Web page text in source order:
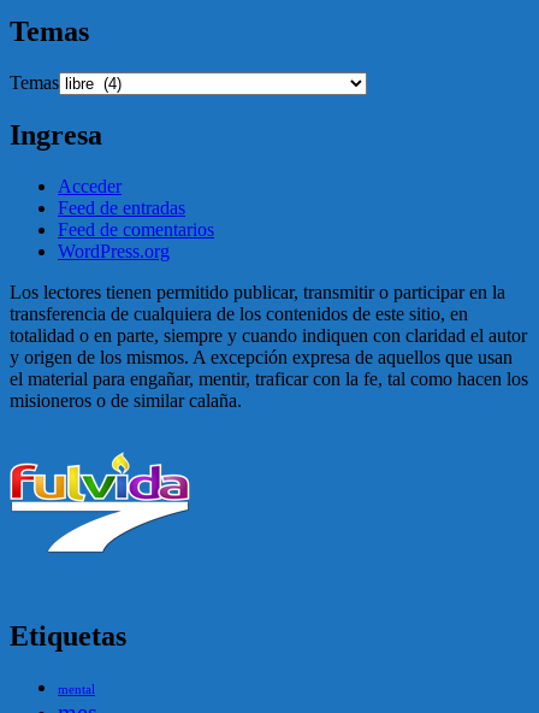
Temas
Temas
Ingresa
Acceder
Feed de entradas
Feed de comentarios
WordPress.org
Los lectores tienen permitido publicar, transmitir o participar en la
transferencia de cualquiera de los contenidos de este sitio, en
totalidad o en parte, siempre y cuando indiquen con claridad el autor
y origen de los mismos. A excepción expresa de aquellos que usan
el material para engañar, mentir, traficar con la fe, tal como hacen los
misioneros o de similar calaña.
Etiquetas
mental